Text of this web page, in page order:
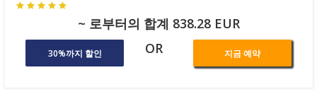
~ 로부터의 합계 838.28 EUR
30%까지 할인 OR 지금 예약